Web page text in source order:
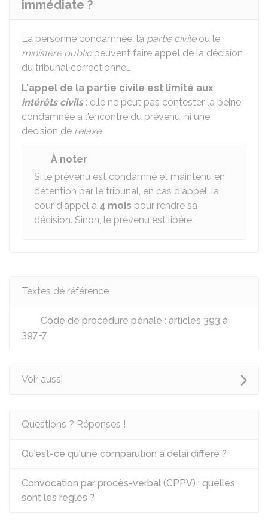
immédiate ?
La personne condamnée, la partie civileou le
ministère publicpeuvent faire appel de la décision
du tribunal correctionnel.
L'appel de la partie civile est limité aux
intérêts civils: elle ne peut pas contester la peine
condamnée à l'encontre du prévenu, ni une
décision de relaxe.
À noter
Si le prévenu est condamné et maintenu en
détention par le tribunal, en cas d'appel, la
cour d'appel a 4 mois pour rendre sa
décision. Sinon, le prévenu est libéré.
Textes de référence
Code de procédure pénale : articles 393 à
397-7
Voir aussi
Questions ? Réponses !
Qu'est-ce qu'une comparution à délai différé ?
Convocation par procès-verbal (CPPV) : quelles
sont les règles ?